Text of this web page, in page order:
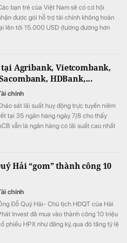
bạn trẻ của Việt Nam sẽ có cơ hội
được gói hỗ trợ tài chính không hoàn
lên tới 15.000 USD (tương đương hơn
Agribank, Vietcombank,
HDBank,...
chính
sát lãi suất huy động trực tuyến niêm
tại 35 ngân hàng ngày 7/8 cho thấy
vẫn là ngân hàng có lãi suất cao nhất
Hải “gom” thành công 10
chính
Đỗ Quý Hải- Chủ tịch HĐQT của Hải
Invest đã mua vào thành công 10 triệu
phiếu HPX như đăng ký, qua đó tăng tỷ lệ